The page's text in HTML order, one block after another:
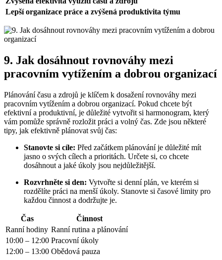
Lepší organizace práce a zvýšená produktivita týmu
9. Jak dosáhnout rovnováhy mezi
pracovním vytížením a dobrou organizací
Plánování času a zdrojů je klíčem k dosažení rovnováhy mezi
pracovním vytížením a dobrou organizací. Pokud chcete být
efektivní a produktivní, je důležité vytvořit si harmonogram, který
vám pomůže správně rozložit práci a volný čas. Zde jsou některé
tipy, jak efektivně plánovat svůj čas:
Stanovte si cíle: Před začátkem plánování je důležité mít
jasno o svých cílech a prioritách. Určete si, co chcete
dosáhnout a jaké úkoly jsou nejdůležitější.
Rozvrhněte si den: Vytvořte si denní plán, ve kterém si
rozdělíte práci na menší úkoly. Stanovte si časové limity pro
každou činnost a dodržujte je.
Čas
Činnost
Ranní hodiny Ranní rutina a plánování
10:00 – 12:00 Pracovní úkoly
12:00 – 13:00 Obědová pauza